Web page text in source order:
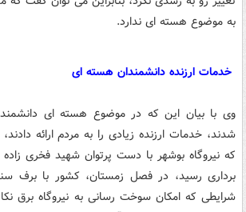
به موضوع هسته ای ندارد.
خدمات ارزنده دانشمندان هسته ای
وی با بیان این که در موضوع هسته ای
شدند، خدمات ارزنده زیادی را به مردم ارائه
که نیروگاه بوشهر با دست پرتوان شهید فخری
برداری رسید، در فصل زمستان، کشور با برف
شرایطی که امکان سوخت رسانی به نیروگاه برق